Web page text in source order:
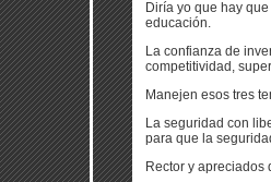
Diría yo que hay
educación.
La confianza de
competitividad,
Manejen esos tres
La seguridad con
para que la
Rector y apreciados